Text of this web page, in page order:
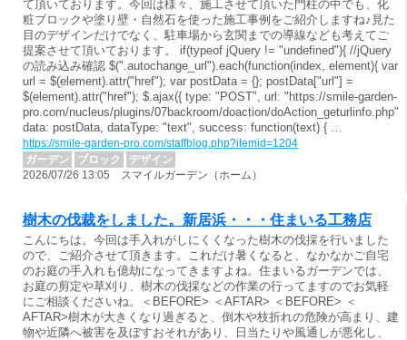
て頂いております。今回は様々、施工させて頂いた門柱の中でも、化
粧ブロックや塗り壁・自然石を使った施工事例をご紹介しますね♪見た
目のデザインだけでなく、駐車場から玄関までの導線なども考えてご
提案させて頂いております。 if(typeof jQuery != "undefined"){ //jQuery
の読み込み確認 $(".autochange_url").each(function(index, element){ var
url = $(element).attr("href"); var postData = {}; postData["url"] =
$(element).attr("href"); $.ajax({ type: "POST", url: "https://smile-garden-
pro.com/nucleus/plugins/07backroom/doaction/doAction_geturlinfo.php",
data: postData, dataType: "text", success: function(text) { …
https://smile-garden-pro.com/staffblog.php?itemid=1204
ガーデン
ブロック
デザイン
2026/07/26 13:05 スマイルガーデン（ホーム）
樹木の伐裁をしました。新居浜・・・住まいる工務店
こんにちは。今回は手入れがしにくくなった樹木の伐採を行いました
ので、ご紹介させて頂きます。これだけ暑くなると、なかなかご自宅
のお庭の手入れも億劫になってきますよね。住まいるガーデンでは、
お庭の剪定や草刈り、樹木の伐採などの作業の行ってますのでお気軽
にご相談くださいね。＜BEFORE> ＜AFTAR> ＜BEFORE> ＜
AFTAR>樹木が大きくなり過ぎると、倒木や枝折れの危険が高まり、建
物や近隣へ被害を及ぼすおそれがあり、日当たりや風通しが悪化し、